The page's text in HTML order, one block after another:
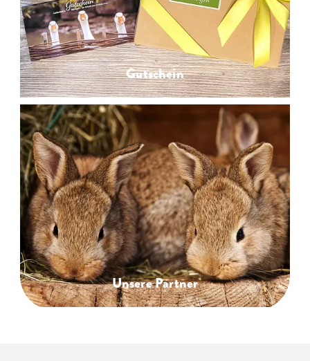
Gutschein
Unsere Partner